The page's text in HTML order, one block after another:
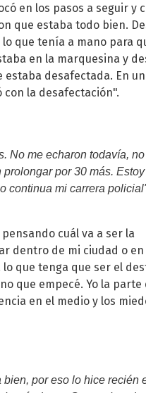
en los pasos a seguir y
que estaba todo bien.
que tenía a mano para
en la marquesina y
desafectada. En un
la desafectación".
No me echaron todavía,
por 30 más.
continua mi carrera
cuál va a ser la
dentro de mi ciudad o
que tenga que ser el
que empecé. Yo la parte
en el medio y los
por eso lo hice recién